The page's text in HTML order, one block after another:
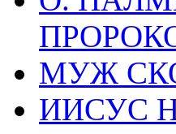
МУЖ
ИИСУС